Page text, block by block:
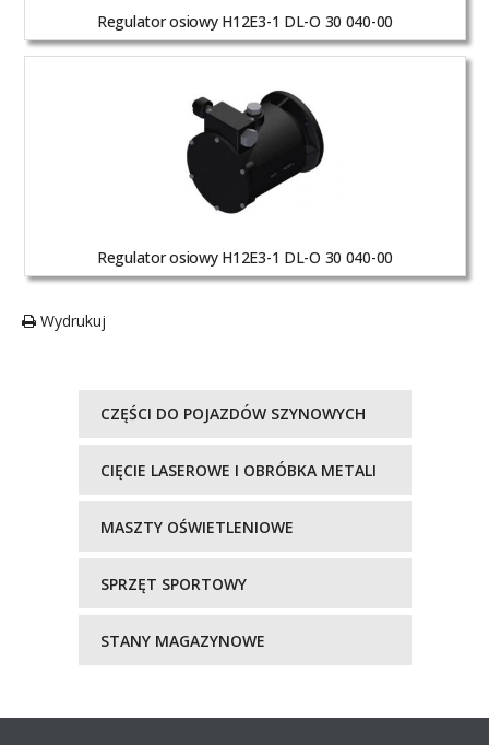
Regulator osiowy H12E3-1 DL-O 30 040-00
Regulator osiowy H12E3-1 DL-O 30 040-00
Wydrukuj
CZĘŚCI DO POJAZDÓW SZYNOWYCH
CIĘCIE LASEROWE I OBRÓBKA METALI
MASZTY OŚWIETLENIOWE
SPRZĘT SPORTOWY
STANY MAGAZYNOWE